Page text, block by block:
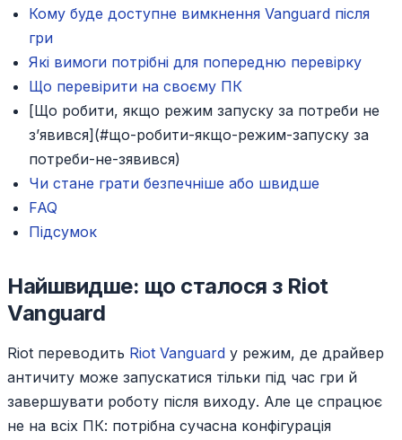
Кому буде доступне вимкнення Vanguard після
гри
Які вимоги потрібні для попередню перевірку
Що перевірити на своєму ПК
[Що робити, якщо режим запуску за потреби не
з’явився](#що-робити-якщо-режим-запуску за
потреби-не-зявився)
Чи стане грати безпечніше або швидше
FAQ
Підсумок
Найшвидше: що сталося з Riot
Vanguard
Riot переводить Riot Vanguard у режим, де драйвер
античиту може запускатися тільки під час гри й
завершувати роботу після виходу. Але це спрацює
не на всіх ПК: потрібна сучасна конфігурація